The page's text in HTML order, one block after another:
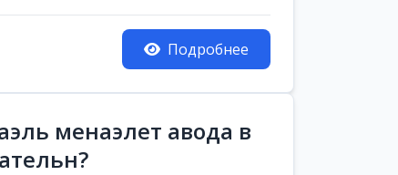
Подробнее
менаэлет авода в